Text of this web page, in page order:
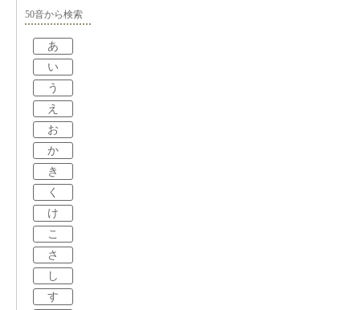
50音から検索
あ
い
う
え
お
か
き
く
け
こ
さ
し
す